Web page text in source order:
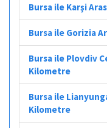
Bursa ile Karşi
Bursa ile Gorizia
Bursa ile Plovdiv
Kilometre
Bursa ile
Kilometre